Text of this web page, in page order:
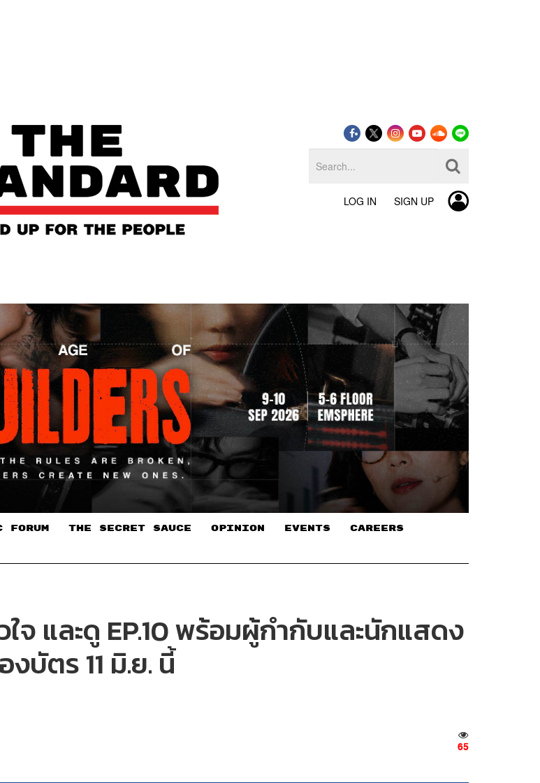
LOG IN SIGN UP
FORUM THE SECRET SAUCE​ OPINION EVENTS CAREERS
จ และดู EP.10 พร้อมผู้กำกับและนักแสดง
บัตร 11 มิ.ย. นี้
65